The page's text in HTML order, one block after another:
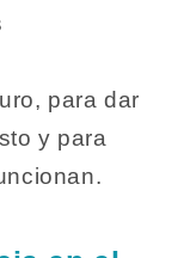
para dar
y para